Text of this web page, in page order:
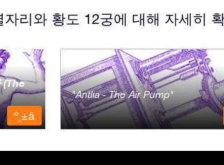
자리와 황도 12궁에 대해 자세히
(The
º¸±â
Antlia - The Air Pump